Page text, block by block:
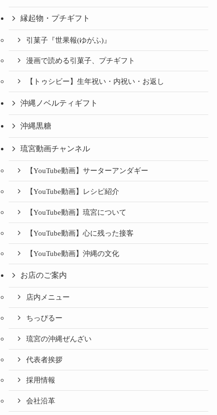
縁起物・プチギフト
引菓子『世果報(ゆがふ)』
漫画で読める引菓子、プチギフト
【トゥシビー】生年祝い・内祝い・お返し
沖縄ノベルティギフト
沖縄黒糖
琉宮動画チャンネル
【YouTube動画】サーターアンダギー
【YouTube動画】レシピ紹介
【YouTube動画】琉宮について
【YouTube動画】心に残った接客
【YouTube動画】沖縄の文化
お店のご案内
店内メニュー
ちっぴるー
琉宮の沖縄ぜんざい
代表者挨拶
採用情報
会社沿革